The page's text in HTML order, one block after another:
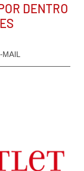
DENTRO